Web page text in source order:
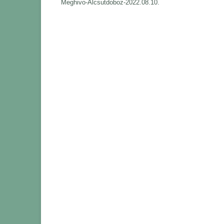
Meghivo-Alcsutdoboz-2022.08.10.